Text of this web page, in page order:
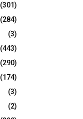
(301)
(284)
(3)
(443)
(290)
(174)
(3)
(2)